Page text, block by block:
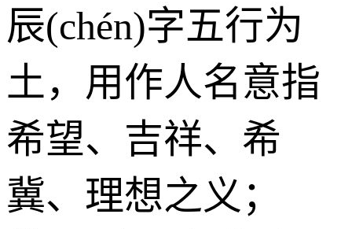
辰(chén)字五行为
土，用作人名意指
希望、吉祥、希
冀、理想之义；